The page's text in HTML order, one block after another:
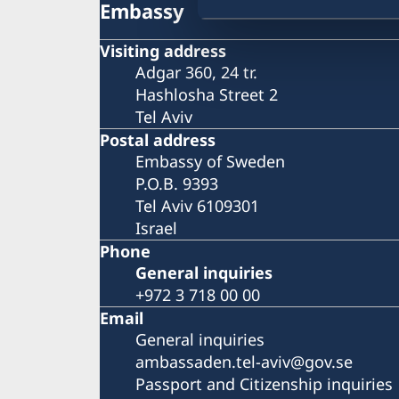
Embassy
Visiting address
Adgar 360, 24 tr.
Hashlosha Street 2
Tel Aviv
Postal address
Embassy of Sweden
P.O.B. 9393
Tel Aviv 6109301
Israel
Phone
General inquiries
+972 3 718 00 00
Email
General inquiries
ambassaden.tel-aviv@gov.se
Passport and Citizenship inquiries